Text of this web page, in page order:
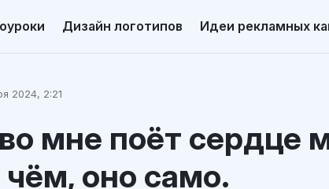
Дизайн логотипов Идеи рекламных
2024, 2:21
мне поёт сердце
чём, оно само.